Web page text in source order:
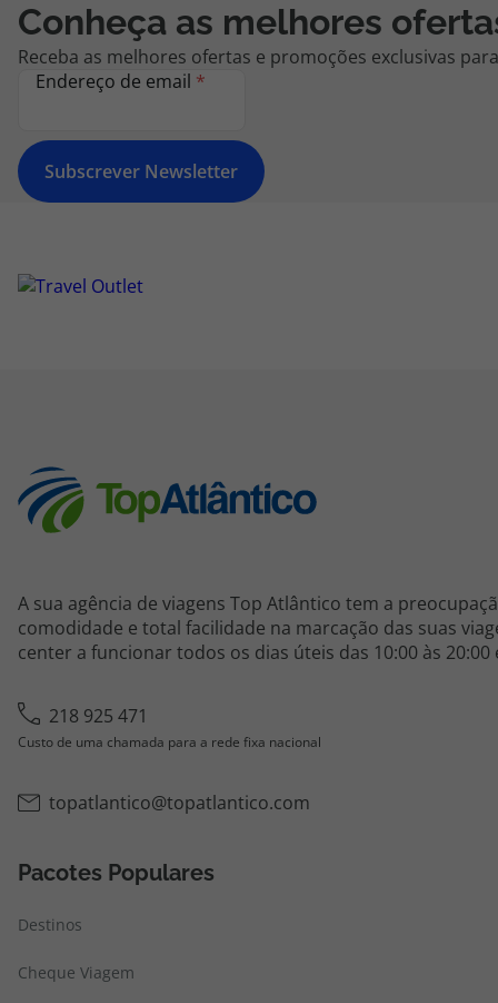
Conheça as melhores
Receba as melhores ofertas e promoções exclusivas
Endereço de email *
Subscrever Newsletter
A sua agência de viagens Top Atlântico tem a
comodidade e total facilidade na marcação das suas
center a funcionar todos os dias úteis das 10:00 às 20:00
218 925 471
Custo de uma chamada para a rede fixa nacional
topatlantico@topatlantico.com
Pacotes Populares
Destinos
Cheque Viagem